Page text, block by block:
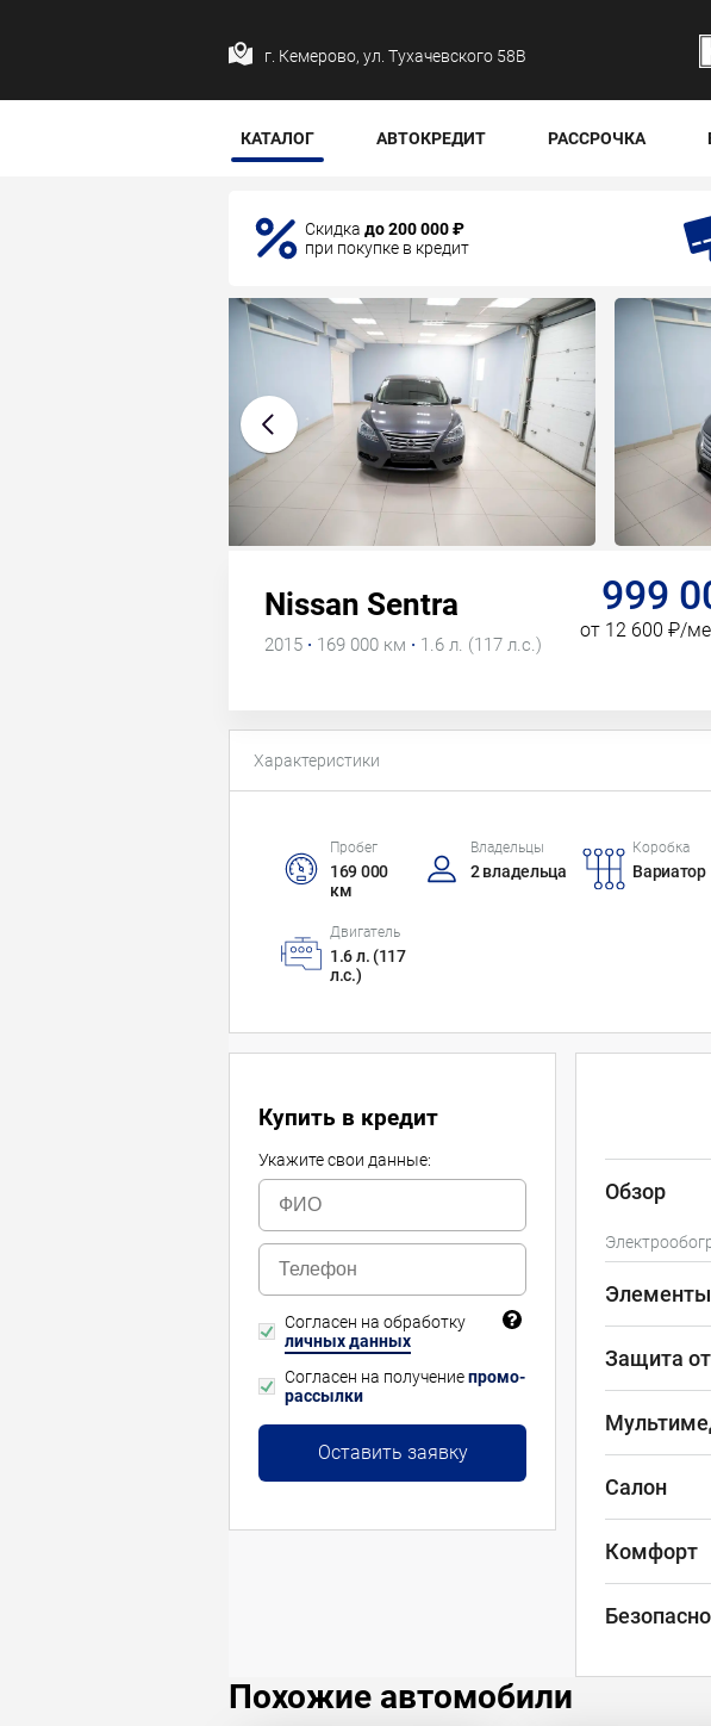
г. Кемерово, ул. Тухачевского 58В
КАТАЛОГ АВТОКРЕДИТ РАССРОЧКА
Скидка до 200 000 ₽
при покупке в кредит
Nissan Sentra
2015 · 169 000 км · 1.6 л. (117 л.с.)
999
от 12 600 ₽/
Характеристики
Пробег
169 000
км
Владельцы
2 владельца
Коробка
Вариатор
Двигатель
1.6 л. (117
л.с.)
Обзор
Элементы
Защита от
Салон
Комфорт
Купить в кредит
Укажите свои данные:
Согласен на обработку
личных данных
Согласен на получениепромо-
рассылки
Оставить заявку
Похожие автомобили